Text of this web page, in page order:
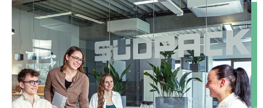
SÜDPACK Gruppe
Food
Medica